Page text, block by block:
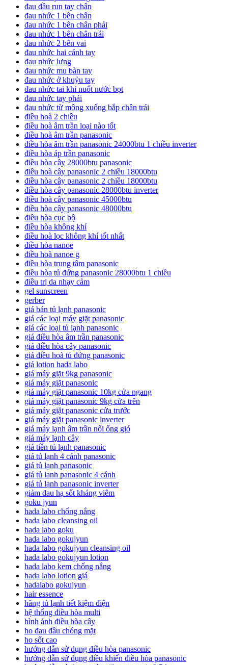
đau đầu run tay chân
đau nhức 1 bên chân
đau nhức 1 bên chân phải
đau nhức 1 bên chân trái
đau nhức 2 bên vai
đau nhức hai cánh tay
đau nhức lưng
đau nhức mu bàn tay
đau nhức ở khuỷu tay
đau nhức tai khi nuốt nước bọt
đau nhức tay phải
đau nhức từ mông xuống bắp chân trái
điều hoà 2 chiều
điều hoà âm trần loại nào tốt
điều hoà âm trần panasonic
điều hòa âm trần panasonic 24000btu 1 chiều inverter
điều hòa áp trần panasonic
điều hòa cây 28000btu panasonic
điều hoà cây panasonic 2 chiều 18000btu
điều hòa cây panasonic 2 chiều 18000btu
điều hòa cây panasonic 28000btu inverter
điều hoà cây panasonic 45000btu
điều hòa cây panasonic 48000btu
điều hòa cục bộ
điều hòa không khí
điều hoà lọc không khí tốt nhất
điều hòa nanoe
điều hoà nanoe g
điều hòa trung tâm panasonic
điều hòa tủ đứng panasonic 28000btu 1 chiều
điều trị da nhạy cảm
gel sunscreen
gerber
giá bán tủ lạnh panasonic
giá các loại máy giặt panasonic
giá các loại tủ lạnh panasonic
giá điều hòa âm trần panasonic
giá điều hòa cây panasonic
giá điều hoà tủ đứng panasonic
giá lotion hada labo
giá máy giặt 9kg panasonic
giá máy giặt panasonic
giá máy giặt panasonic 10kg cửa ngang
giá máy giặt panasonic 9kg cửa trên
giá máy giặt panasonic cửa trước
giá máy giặt panasonic inverter
giá máy lạnh âm trần nối ống gió
giá máy lạnh cây
giá tiền tủ lạnh panasonic
giá tủ lạnh 4 cánh panasonic
giá tủ lạnh panasonic
giá tủ lạnh panasonic 4 cánh
giá tủ lạnh panasonic inverter
giảm đau hạ sốt kháng viêm
goku jyun
hada labo chống nắng
hada labo cleansing oil
hada labo goku
hada labo gokujyun
hada labo gokujyun cleansing oil
hada labo gokujyun lotion
hada labo kem chống nắng
hada labo lotion giá
hadalabo gokujyun
hair essence
hãng tủ lạnh tiết kiệm điện
hệ thống điều hòa multi
hình ảnh điều hòa cây
ho đau đầu chóng mặt
ho sốt cao
hướng dẫn sử dụng điều hòa panasonic
hướng dẫn sử dụng điều khiển điều hòa panasonic